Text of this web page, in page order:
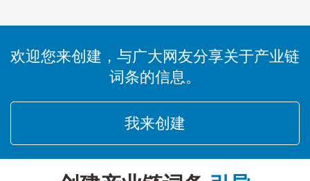
欢迎您来创建，与广大网友分享关于产业链
词条的信息。
我来创建